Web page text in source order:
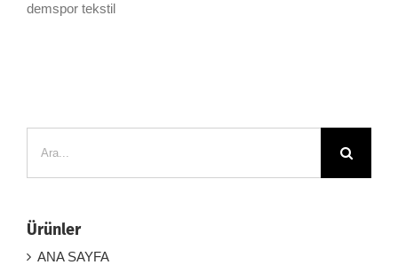
demspor tekstil
Ürünler
ANA SAYFA